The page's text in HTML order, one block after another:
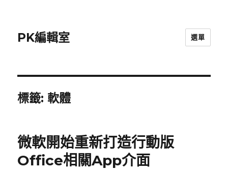
PK編輯室 選單
標籤: 軟體
微軟開始重新打造行動版
Office相關App介面